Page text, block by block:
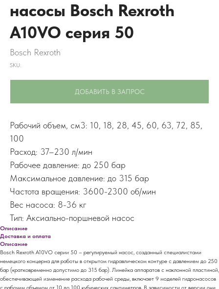
насосы Bosch Rexroth
A10VO серия 50
Bosch Rexroth
SKU:
ДОБАВИТЬ В ЗАПРОС
Рабочий объем, см3: 10, 18, 28, 45, 60, 63, 72, 85,
100
Расход: 37–230 л/мин
Рабочее давление: до 250 бар
Максимальное давление: до 315 бар
Частота вращения: 3600-2300 об/мин
Вес насоса: 8-36 кг
Тип: Аксиально-поршневой насос
Описание
Доставка и оплата
Описание
Bosch Rexroth A10VO серии 50 – регулируемый насос, созданный специалистами
немецкого концерна для работы в открытом гидравлическом контуре с давлением до 250
бар (кратковременно допустимо до 315 бар). Линейка аппаратов с наклонной пластиной,
обеспечивающей изменение расхода рабочей среды, включает 9 моделей гидронасосов
с рабочим объемом от 10 до 100 кубических сантиметров. В зависимости от версии они